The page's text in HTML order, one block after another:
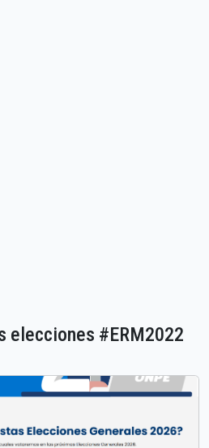
elecciones #ERM2022